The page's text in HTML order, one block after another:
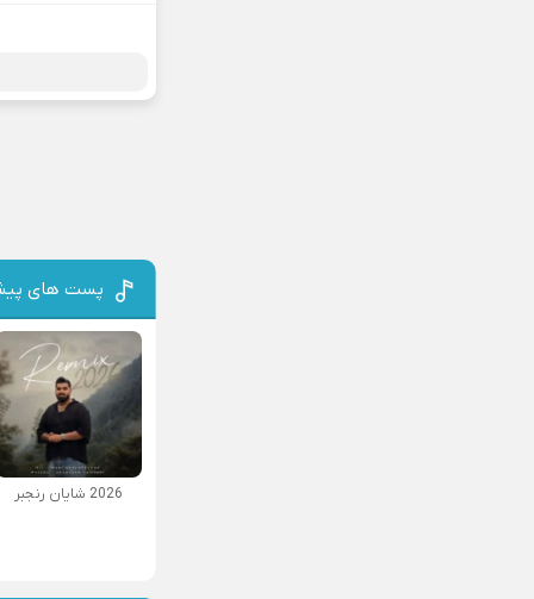
پست های
2026 شایان رنجبر